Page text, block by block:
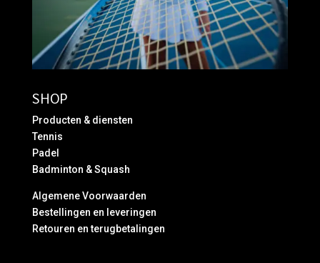
SHOP
Producten & diensten
Tennis
Padel
Badminton & Squash
Algemene Voorwaarden
Bestellingen en leveringen
Retouren en terugbetalingen